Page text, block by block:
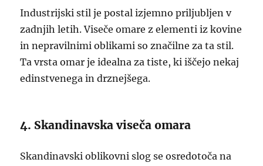
Industrijski stil je postal izjemno priljubljen v
zadnjih letih. Viseče omare z elementi iz kovine
in nepravilnimi oblikami so značilne za ta stil.
Ta vrsta omar je idealna za tiste, ki iščejo nekaj
edinstvenega in drznejšega.
4. Skandinavska viseča omara
Skandinavski oblikovni slog se osredotoča na